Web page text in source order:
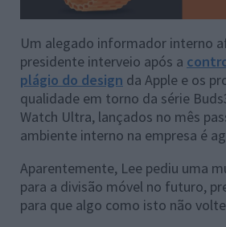
Um alegado informador interno
presidente interveio após a
plágio do design da Apple e os
qualidade em torno da série
Watch Ultra, lançados no mês
ambiente interno na empresa é
Aparentemente, Lee pediu uma
para a divisão móvel no futuro,
para que algo como isto não